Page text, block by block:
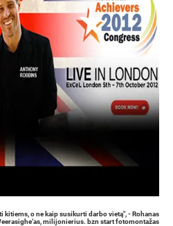
kitiems, o ne kaip susikurti darbo vietą", - Rohanas
milijonierius. bzn start fotomontažas